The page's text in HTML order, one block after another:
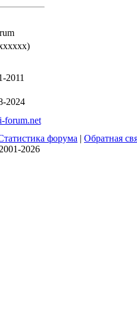
)
2011
2024
forum.net
форума | Обратная
2026